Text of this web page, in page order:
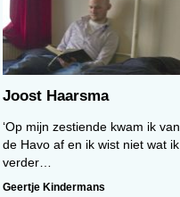
Joost Haarsma
‘Op mijn zestiende kwam ik van
de Havo af en ik wist niet wat ik
verder…
Geertje Kindermans